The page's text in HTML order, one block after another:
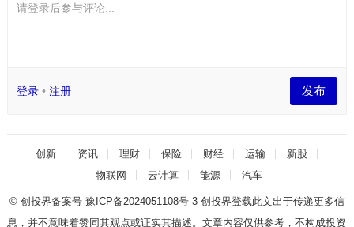
请登录后参与评论...
登录• 注册 发布
创新 资讯 理财 保险 财经 运输
新股
物联网
云计算 能源 汽车
© 创投界备案号 豫ICP备2024051108号-3 创投界登载此文出于传递更多信
息，并不意味着赞同其观点或证实其描述。文章内容仅供参考，不构成投资